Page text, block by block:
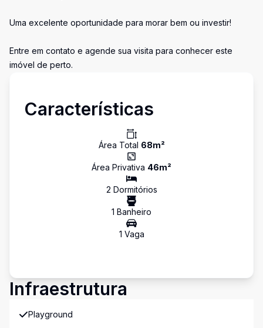
Uma excelente oportunidade para morar bem ou investir!
Entre em contato e agende sua visita para conhecer este
imóvel de perto.
Características
Área Total 68m²
Área Privativa 46m²
2 Dormitórios
1 Banheiro
1 Vaga
Infraestrutura
Playground